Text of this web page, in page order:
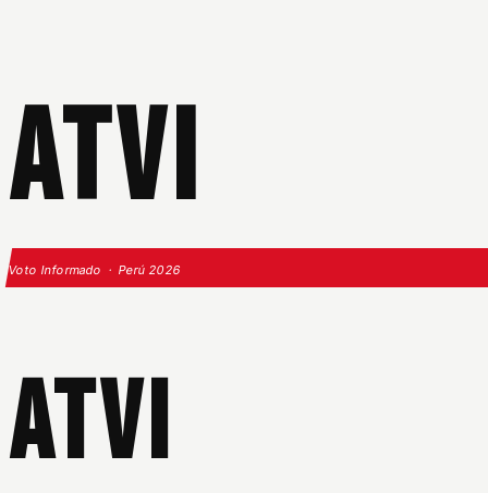
ATVI
Voto Informado · Perú 2026
ATVI